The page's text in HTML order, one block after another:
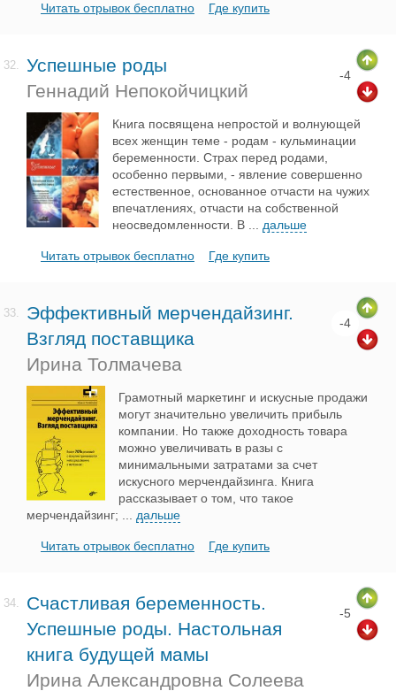
Читать отрывок бесплатно Где купить
32.
Успешные роды
Геннадий Непокойчицкий
-4
Книга посвящена непростой и волнующей
всех женщин теме - родам - кульминации
беременности. Страх перед родами,
особенно первыми, - явление совершенно
естественное, основанное отчасти на чужих
впечатлениях, отчасти на собственной
неосведомленности. В
дальше
Читать отрывок бесплатно Где купить
33.
Эффективный мерчендайзинг.
Взгляд поставщика
Ирина Толмачева
-4
Грамотный маркетинг и искусные продажи
могут значительно увеличить прибыль
компании. Но также доходность товара
можно увеличивать в разы с
минимальными затратами за счет
искусного мерчендайзинга. Книга
рассказывает о том, что такое
мерчендайзинг;
дальше
Читать отрывок бесплатно Где купить
34.
Счастливая беременность.
Успешные роды. Настольная
книга будущей мамы
Ирина Александровна Солеева
-5